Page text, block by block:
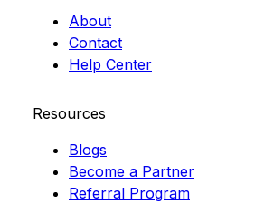
About
Contact
Help Center
Resources
Blogs
Become a Partner
Referral Program